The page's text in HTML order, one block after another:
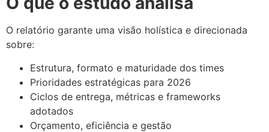
O relatório garante uma visão holística e direcionada
sobre:
Estrutura, formato e maturidade dos times
Prioridades estratégicas para 2026
Ciclos de entrega, métricas e frameworks
adotados
Orçamento, eficiência e gestão